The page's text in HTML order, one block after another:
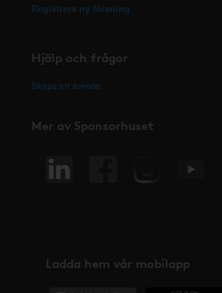
Registrera ny förening
Hjälp och frågor
Skapa ett ärende
Mer av Sponsorhuset
Ladda hem vår mobilapp